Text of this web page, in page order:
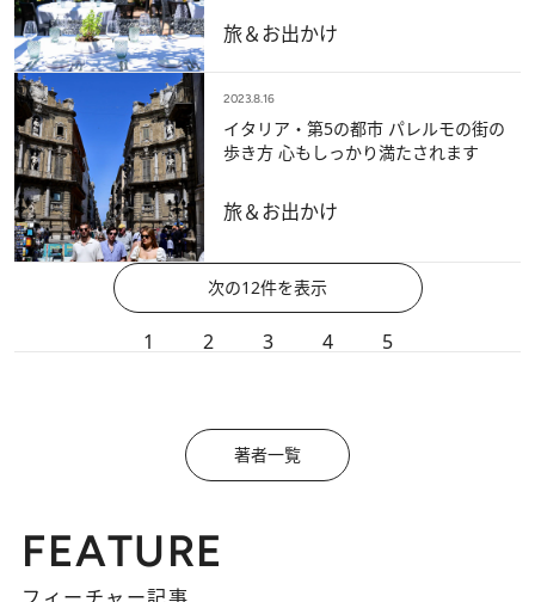
旅＆お出かけ
2023.8.16
イタリア・第5の都市 パレルモの街の
歩き方 心もしっかり満たされます
旅＆お出かけ
次の12件を表示
1 2 3 4 5
著者一覧
FEATURE